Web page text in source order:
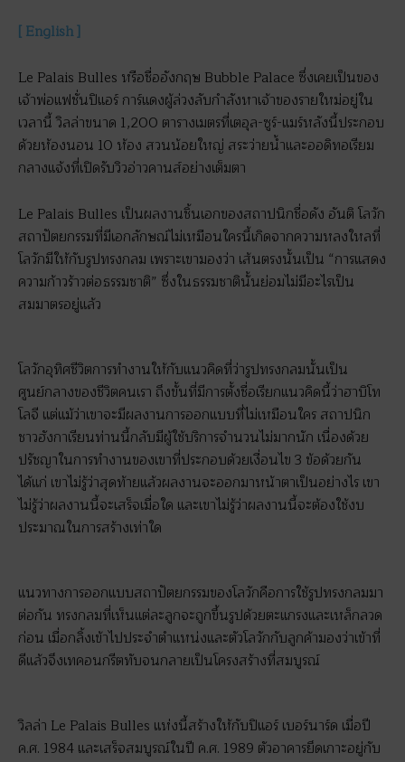
[ English ]
Le Palais Bulles หรือชื่ออังกฤษ Bubble Palace ซึ่งเคยเป็นของ
เจ้าพ่อแฟชั่นปิแอร์ การ์แดงผู้ล่วงลับกำลังหาเจ้าของรายใหม่อยู่ใน
เวลานี้ วิลล่าขนาด 1,200 ตารางเมตรที่เตอุล-ซูร์-แมร์หลังนี้ประกอบ
ด้วยห้องนอน 10 ห้อง สวนน้อยใหญ่ สระว่ายน้ำและออดิทอเรียม
กลางแจ้งที่เปิดรับวิวอ่าวคานส์อย่างเต็มตา
Le Palais Bulles เป็นผลงานชิ้นเอกของสถาปนิกชื่อดัง อันติ โลวัก
สถาปัตยกรรมที่มีเอกลักษณ์ไม่เหมือนใครนี้เกิดจากความหลงใหลที่
โลวักมีให้กับรูปทรงกลม เพราะเขามองว่า เส้นตรงนั้นเป็น “การแสดง
ความก้าวร้าวต่อธรรมชาติ” ซึ่งในธรรมชาตินั้นย่อมไม่มีอะไรเป็น
สมมาตรอยู่แล้ว
โลวักอุทิศชีวิตการทำงานให้กับแนวคิดที่ว่ารูปทรงกลมนั้นเป็น
ศูนย์กลางของชีวิตคนเรา ถึงขั้นที่มีการตั้งชื่อเรียกแนวคิดนี้ว่าฮาบิโท
โลจี แต่แม้ว่าเขาจะมีผลงานการออกแบบที่ไม่เหมือนใคร สถาปนิก
ชาวฮังกาเรียนท่านนี้กลับมีผู้ใช้บริการจำนวนไม่มากนัก เนื่องด้วย
ปรัชญาในการทำงานของเขาที่ประกอบด้วยเงื่อนไข 3 ข้อด้วยกัน
ได้แก่ เขาไม่รู้ว่าสุดท้ายแล้วผลงานจะออกมาหน้าตาเป็นอย่างไร เขา
ไม่รู้ว่าผลงานนี้จะเสร็จเมื่อใด และเขาไม่รู้ว่าผลงานนี้จะต้องใช้งบ
ประมาณในการสร้างเท่าใด
แนวทางการออกแบบสถาปัตยกรรมของโลวักคือการใช้รูปทรงกลมมา
ต่อกัน ทรงกลมที่เห็นแต่ละลูกจะถูกขึ้นรูปด้วยตะแกรงและเหล็กลวด
ก่อน เมื่อกลิ้งเข้าไปประจำตำแหน่งและตัวโลวักกับลูกค้ามองว่าเข้าที่
ดีแล้วจึงเทคอนกรีตทับจนกลายเป็นโครงสร้างที่สมบูรณ์
วิลล่า Le Palais Bulles แห่งนี้สร้างให้กับปิแอร์ เบอร์นาร์ด เมื่อปี
ค.ศ. 1984 และเสร็จสมบูรณ์ในปี ค.ศ. 1989 ตัวอาคารยึดเกาะอยู่กับ